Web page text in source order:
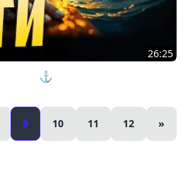
26:25
РАНГАХ⚓ мир кораблей
9 10 11 12 »